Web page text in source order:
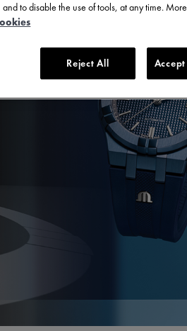
to disable the use of tools, at any time.
Reject All